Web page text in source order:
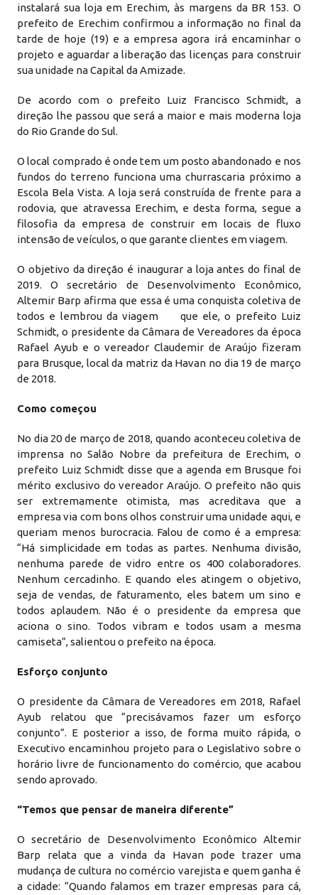
instalará sua loja em Erechim, às margens da BR 153. O
prefeito de Erechim confirmou a informação no final da
tarde de hoje (19) e a empresa agora irá encaminhar o
projeto e aguardar a liberação das licenças para construir
sua unidade na Capital da Amizade.
De acordo com o prefeito Luiz Francisco Schmidt, a
direção lhe passou que será a maior e mais moderna loja
do Rio Grande do Sul.
O local comprado é onde tem um posto abandonado e nos
fundos do terreno funciona uma churrascaria próximo a
Escola Bela Vista. A loja será construída de frente para a
rodovia, que atravessa Erechim, e desta forma, segue a
filosofia da empresa de construir em locais de fluxo
intensão de veículos, o que garante clientes em viagem.
O objetivo da direção é inaugurar a loja antes do final de
2019. O secretário de Desenvolvimento Econômico,
Altemir Barp afirma que essa é uma conquista coletiva de
todos e lembrou da viagem que ele, o prefeito Luiz
Schmidt, o presidente da Câmara de Vereadores da época
Rafael Ayub e o vereador Claudemir de Araújo fizeram
para Brusque, local da matriz da Havan no dia 19 de março
de 2018.
Como começou
No dia 20 de março de 2018, quando aconteceu coletiva de
imprensa no Salão Nobre da prefeitura de Erechim, o
prefeito Luiz Schmidt disse que a agenda em Brusque foi
mérito exclusivo do vereador Araújo. O prefeito não quis
ser extremamente otimista, mas acreditava que a
empresa via com bons olhos construir uma unidade aqui, e
queriam menos burocracia. Falou de como é a empresa:
“Há simplicidade em todas as partes. Nenhuma divisão,
nenhuma parede de vidro entre os 400 colaboradores.
Nenhum cercadinho. E quando eles atingem o objetivo,
seja de vendas, de faturamento, eles batem um sino e
todos aplaudem. Não é o presidente da empresa que
aciona o sino. Todos vibram e todos usam a mesma
camiseta”, salientou o prefeito na época.
Esforço conjunto
O presidente da Câmara de Vereadores em 2018, Rafael
Ayub relatou que “precisávamos fazer um esforço
conjunto”. E posterior a isso, de forma muito rápida, o
Executivo encaminhou projeto para o Legislativo sobre o
horário livre de funcionamento do comércio, que acabou
sendo aprovado.
“Temos que pensar de maneira diferente”
O secretário de Desenvolvimento Econômico Altemir
Barp relata que a vinda da Havan pode trazer uma
mudança de cultura no comércio varejista e quem ganha é
a cidade: “Quando falamos em trazer empresas para cá,